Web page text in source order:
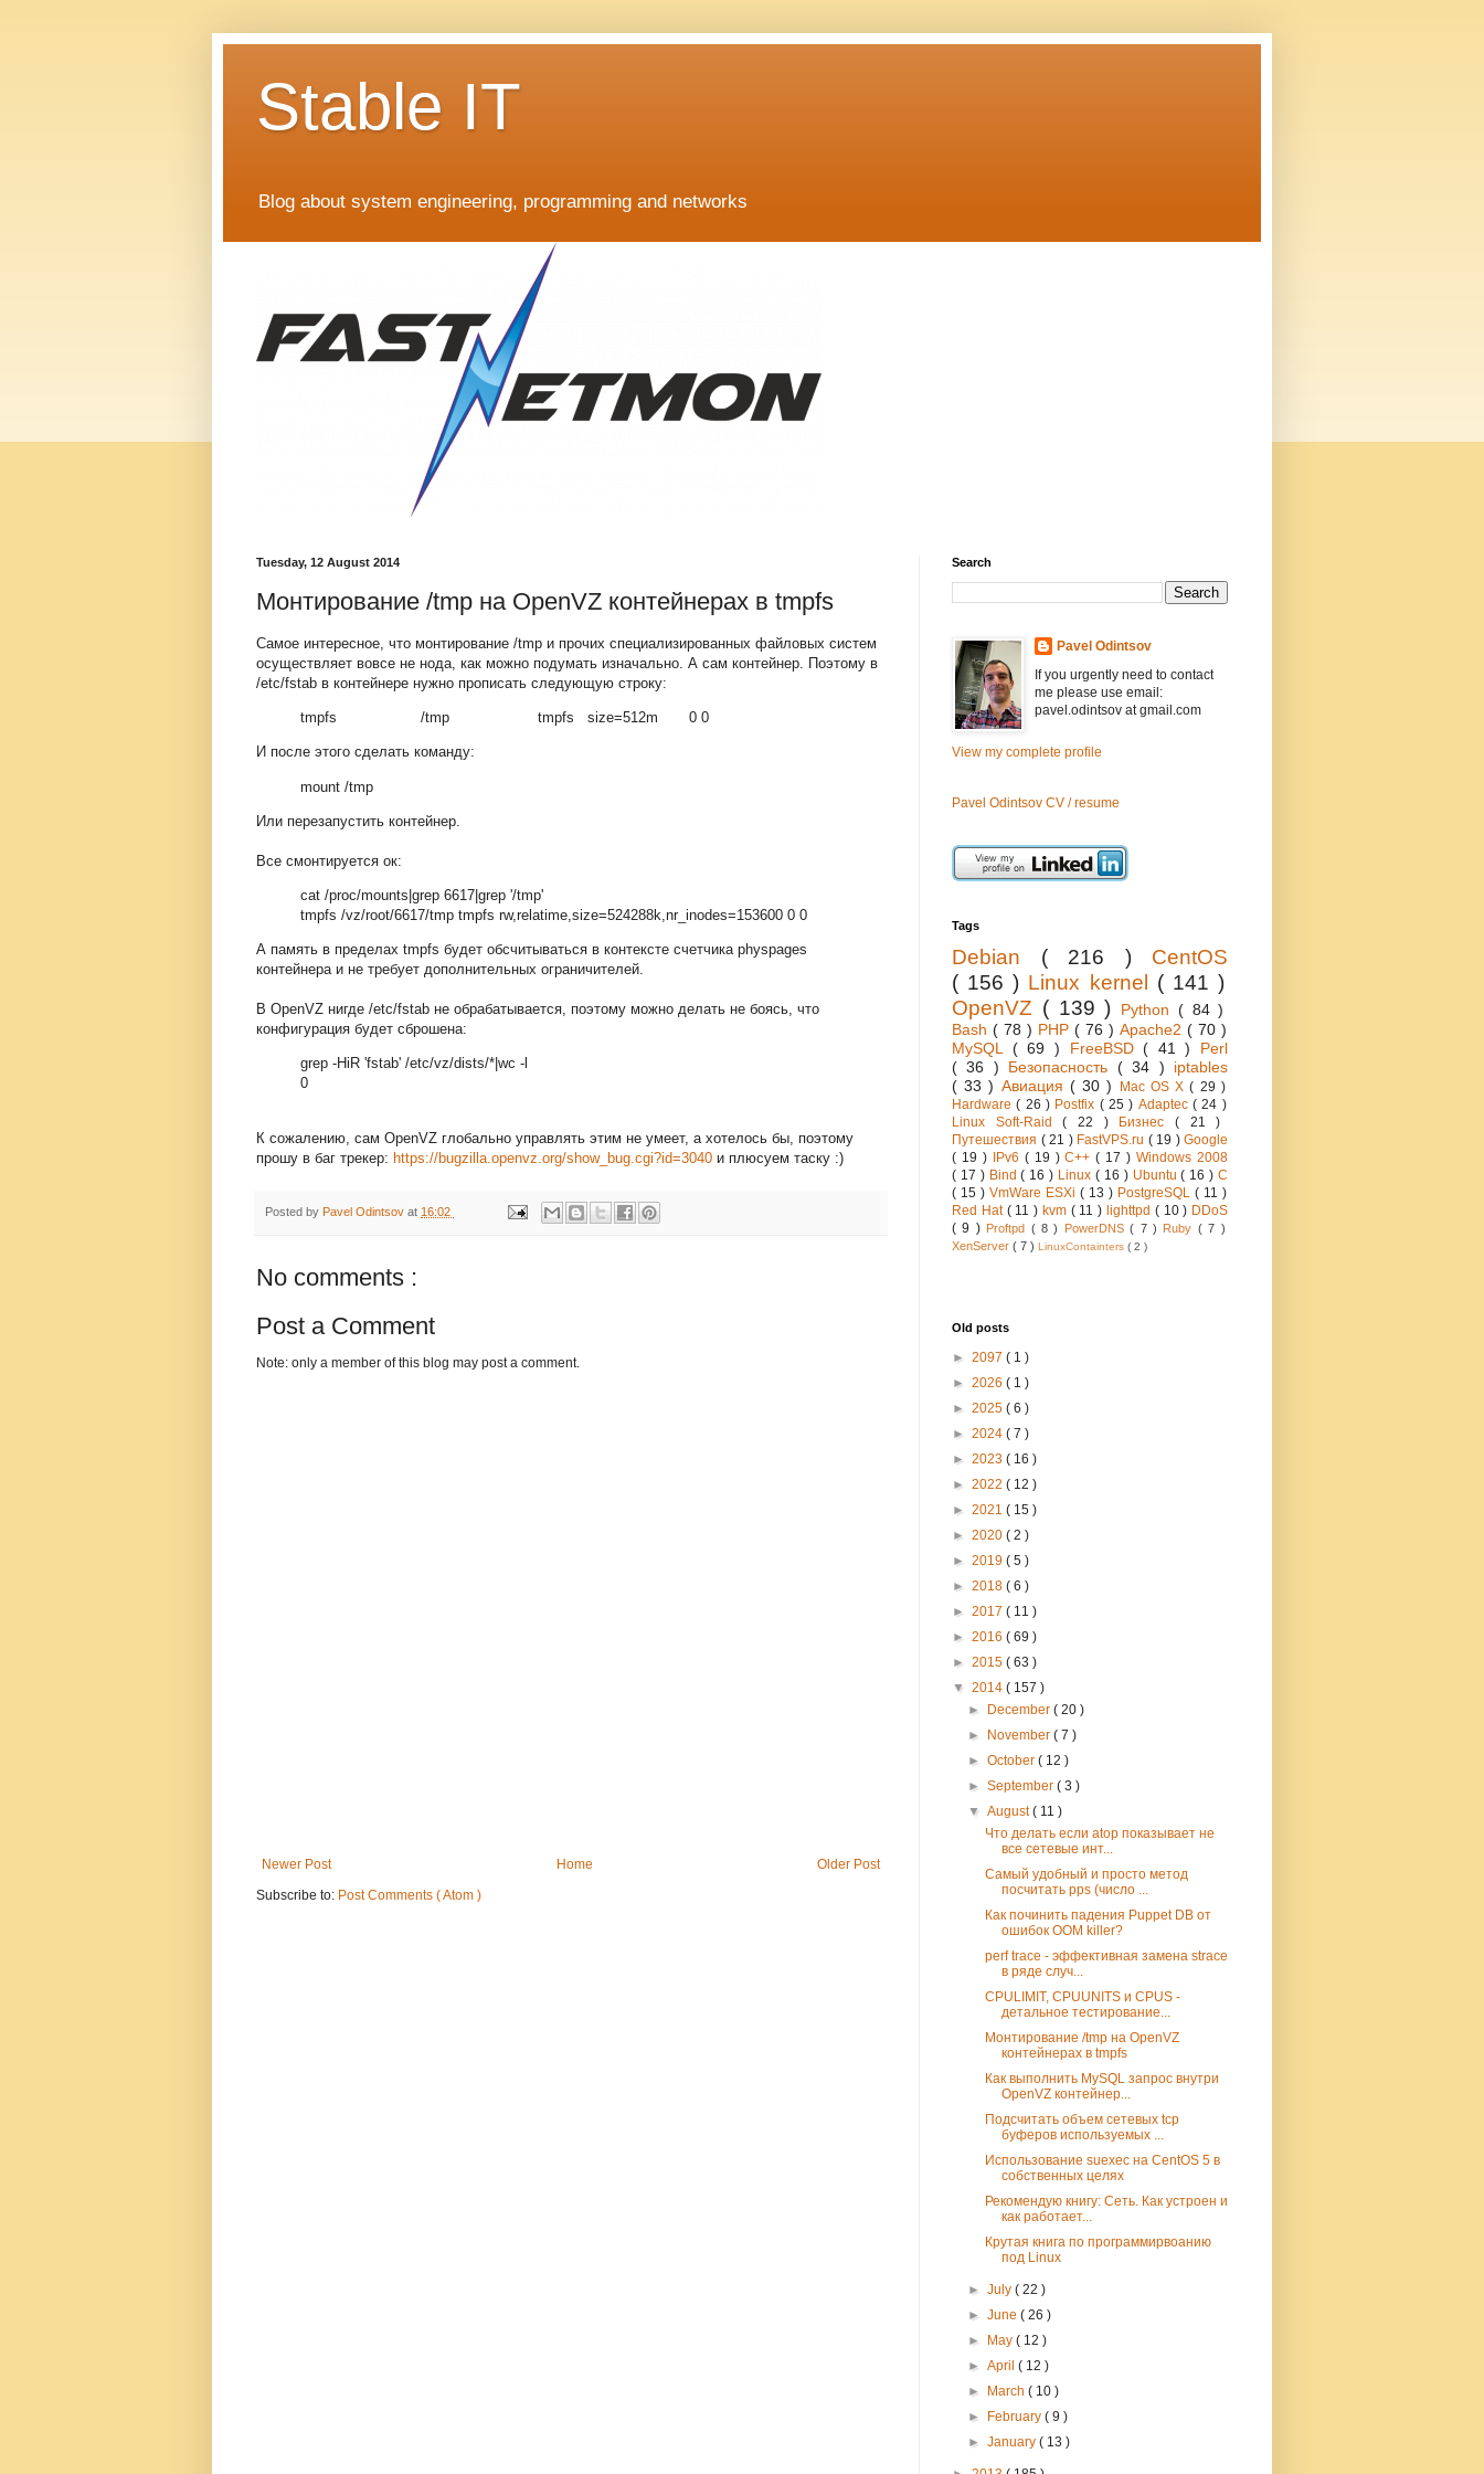
Stable IT
Blog about system engineering, programming and networks
Tuesday, 12 August 2014
Монтирование /tmp на OpenVZ контейнерах в tmpfs
Самое интересное, что монтирование /tmp и прочих специализированных файловых систем
осуществляет вовсе не нода, как можно подумать изначально. А сам контейнер. Поэтому в
/etc/fstab в контейнере нужно прописать следующую строку:
tmpfs /tmp tmpfs size=512m 0 0
И после этого сделать команду:
mount /tmp
Или перезапустить контейнер.
Все смонтируется ок:
cat /proc/mounts|grep 6617|grep '/tmp'
tmpfs /vz/root/6617/tmp tmpfs rw,relatime,size=524288k,nr_inodes=153600 0 0
А память в пределах tmpfs будет обсчитываться в контексте счетчика physpages
контейнера и не требует дополнительных ограничителей.
В OpenVZ нигде /etc/fstab не обрабатывается, поэтому можно делать не боясь, что
конфигурация будет сброшена:
grep -HiR 'fstab' /etc/vz/dists/*|wc -l
0
К сожалению, сам OpenVZ глобально управлять этим не умеет, а хотелось бы, поэтому
прошу в баг трекер: https://bugzilla.openvz.org/show_bug.cgi?id=3040 и плюсуем таску :)
Posted by Pavel Odintsov at 16:02
No comments :
Post a Comment
Note: only a member of this blog may post a comment.
Newer Post Older Post
Home
Subscribe to: Post Comments ( Atom )
Search
Pavel Odintsov
If you urgently need to contact
me please use email:
pavel.odintsov at gmail.com
View my complete profile
Pavel Odintsov CV / resume
Tags
Debian ( 216 ) CentOS
( 156 ) Linux kernel ( 141 )
OpenVZ ( 139 ) Python ( 84 )
Bash ( 78 ) PHP ( 76 ) Apache2 ( 70 )
MySQL ( 69 ) FreeBSD( 41 ) Perl
( 36 ) Безопасность ( 34 ) iptables
( 33 ) Авиация ( 30 ) Mac OS X( 29 )
Hardware( 26 ) Postfix ( 25 ) Adaptec( 24 )
Linux Soft-Raid( 22 ) Бизнес( 21 )
Путешествия ( 21 ) FastVPS.ru ( 19 ) Google
( 19 )
IPv6 ( 19 )C++( 17 )Windows 2008
( 17 ) Bind( 16 ) Linux ( 16 ) Ubuntu( 16 )C
( 15 ) VmWare ESXi ( 13 ) PostgreSQL ( 11 )
Red Hat ( 11 ) kvm ( 11 ) lighttpd ( 10 ) DDoS
( 9 ) Proftpd ( 8 ) PowerDNS( 7 ) Ruby ( 7 )
XenServer ( 7 ) LinuxContainters ( 2 )
Old posts
► 2097 ( 1 )
► 2026 ( 1 )
► 2025 ( 6 )
► 2024 ( 7 )
► 2023 ( 16 )
► 2022 ( 12 )
► 2021 ( 15 )
► 2020 ( 2 )
► 2019 ( 5 )
► 2018 ( 6 )
► 2017 ( 11 )
► 2016 ( 69 )
► 2015 ( 63 )
▼ 2014 ( 157 )
►
December( 20 )
►
November( 7 )
►October( 12 )
►September( 3 )
▼August( 11 )
Что делать если atop показывает не
все сетевые инт...
Самый удобный и просто метод
посчитать pps (число ...
Как починить падения Puppet DB от
ошибок OOM killer?
perf trace - эффективная замена strace
в ряде случ...
CPULIMIT, CPUUNITS и CPUS -
детальное тестирование...
Монтирование /tmp на OpenVZ
контейнерах в tmpfs
Как выполнить MySQL запрос внутри
OpenVZ контейнер...
Подсчитать объем сетевых tcp
буферов используемых ...
Использование suexec на CentOS 5 в
собственных целях
Рекомендую книгу: Сеть. Как устроен и
как работает...
Крутая книга по программирвоанию
под Linux
►July( 22 )
►June( 26 )
►
May( 12 )
►April( 12 )
►
March( 10 )
►
February( 9 )
►January( 13 )